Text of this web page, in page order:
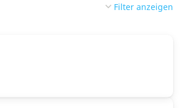
Filter anzeigen